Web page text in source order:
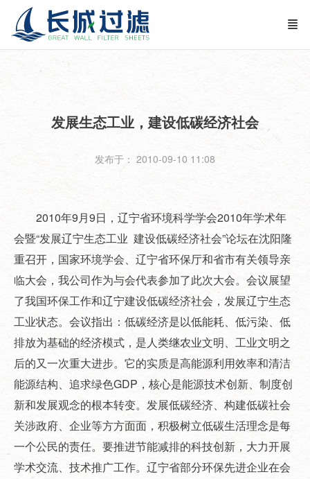
发展生态工业，建设低碳经济社会
发布于： 2010-09-10 11:08
2010年9月9日，辽宁省环境科学学会2010年学术年
会暨“发展辽宁生态工业 建设低碳经济社会”论坛在沈阳隆
重召开，国家环境学会、辽宁省环保厅和省市有关领导亲
临大会，我公司作为与会代表参加了此次大会。会议展望
了我国环保工作和辽宁建设低碳经济社会，发展辽宁生态
工业状态。会议指出：低碳经济是以低能耗、低污染、低
排放为基础的经济模式，是人类继农业文明、工业文明之
后的又一次重大进步。它的实质是高能源利用效率和清洁
能源结构、追求绿色GDP，核心是能源技术创新、制度创
新和发展观念的根本转变。发展低碳经济、构建低碳社会
关涉政府、企业等方方面面，积极树立低碳生活理念是每
一个公民的责任。要推进节能减排的科技创新，大力开展
学术交流、技术推广工作。辽宁省部分环保先进企业在会